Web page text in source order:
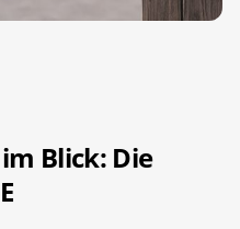
Blick: Die